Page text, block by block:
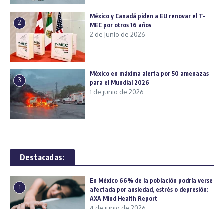
2
México y Canadá piden a EU renovar el T-
MEC por otros 16 años
2 de junio de 2026
3
México en máxima alerta por 50 amenazas
para el Mundial 2026
1 de junio de 2026
Destacadas:
1
En México 66% de la población podría verse
afectada por ansiedad, estrés o depresión:
AXA Mind Health Report